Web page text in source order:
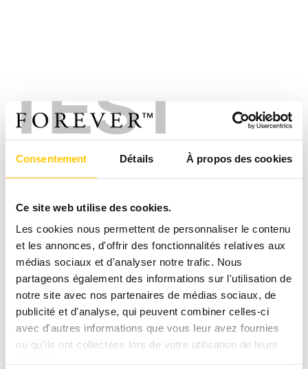
TEST
Consentement Détails À propos des cookies
Ce site web utilise des cookies.
Les cookies nous permettent de personnaliser le contenu
et les annonces, d'offrir des fonctionnalités relatives aux
médias sociaux et d'analyser notre trafic. Nous
partageons également des informations sur l'utilisation de
notre site avec nos partenaires de médias sociaux, de
publicité et d'analyse, qui peuvent combiner celles-ci
avec d'autres informations que vous leur avez fournies
ou qu'ils ont collectées lors de votre utilisation de leurs